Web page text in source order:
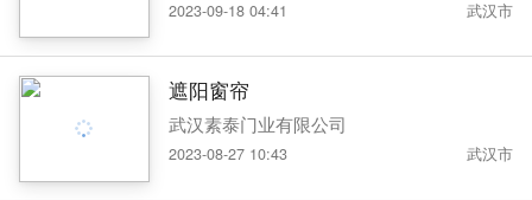
2023-09-18 04:41 武汉市
遮阳窗帘
武汉素泰门业有限公司
2023-08-27 10:43 武汉市